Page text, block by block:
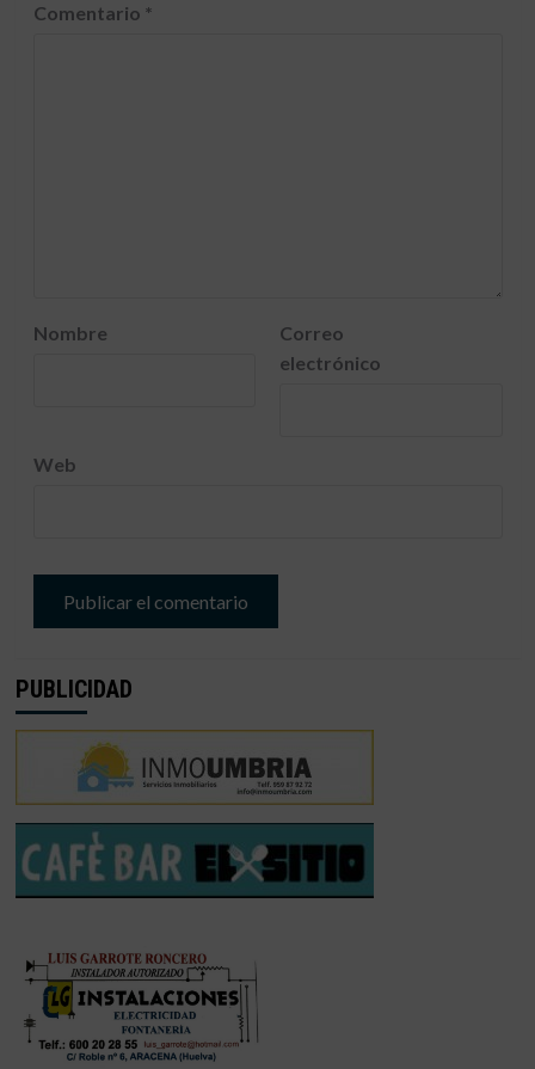
Comentario *
Nombre
Correo
electrónico
Web
PUBLICIDAD